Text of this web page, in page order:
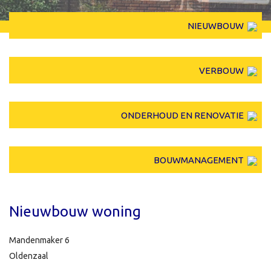
NIEUWBOUW
VERBOUW
ONDERHOUD EN RENOVATIE
BOUWMANAGEMENT
Nieuwbouw woning
Mandenmaker 6
Oldenzaal